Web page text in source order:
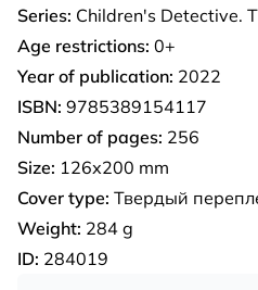
Series: Children's Detective.
Age restrictions: 0+
Year of publication: 2022
ISBN: 9785389154117
Number of pages: 256
Size: 126х200 mm
Cover type: Твердый
Weight: 284 g
ID: 284019